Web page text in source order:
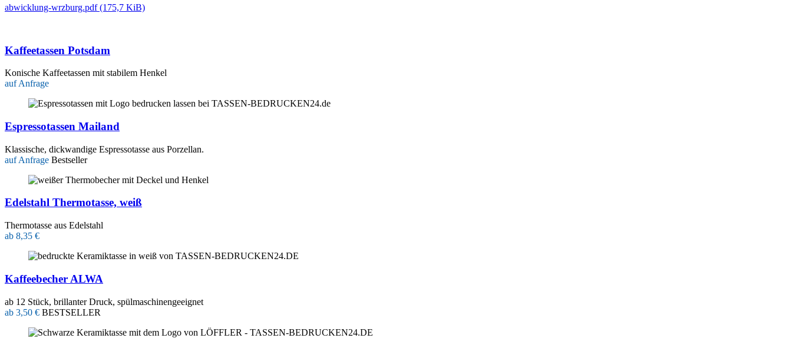
abwicklung-wrzburg.pdf(175,7 KiB)
Kaffeetassen Potsdam
Konische Kaffeetassen mit stabilem Henkel
auf Anfrage
Espressotassen Mailand
Klassische, dickwandige Espressotasse aus Porzellan.
auf Anfrage Bestseller
Edelstahl Thermotasse, weiß
Thermotasse aus Edelstahl
ab 8,35 €
Kaffeebecher ALWA
ab 12 Stück, brillanter Druck, spülmaschinengeeignet
ab 3,50 € BESTSELLER